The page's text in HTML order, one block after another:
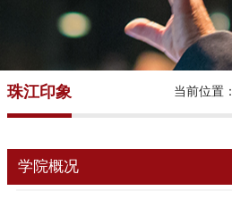
当前位置：
珠江印象
学院概况